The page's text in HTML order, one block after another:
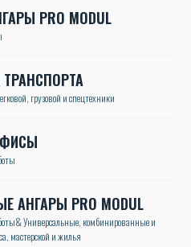
PRO MODUL
грузовой и спецтехники
PRO MODUL
Универсальные, комбинированные и
мастерской и жилья